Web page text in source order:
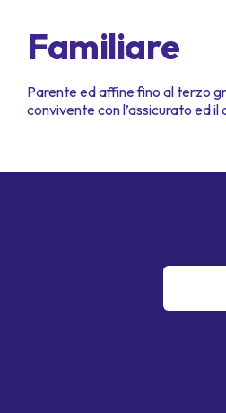
Familiare
Parente ed affine fino al terzo
convivente con l’assicurato ed